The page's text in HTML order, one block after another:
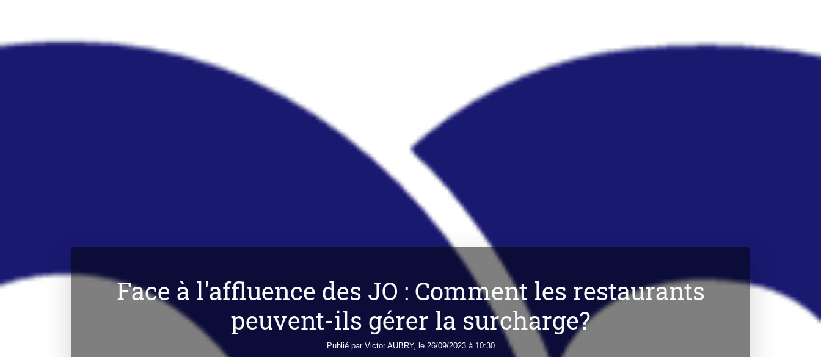
Face à l'affluence des JO : Comment les restaurants
peuvent-ils gérer la surcharge?
Publié par Victor AUBRY, le 26/09/2023 à 10:30